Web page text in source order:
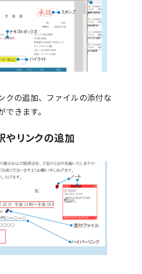
クの追加、ファイルの添付な
できます。
やリンクの追加